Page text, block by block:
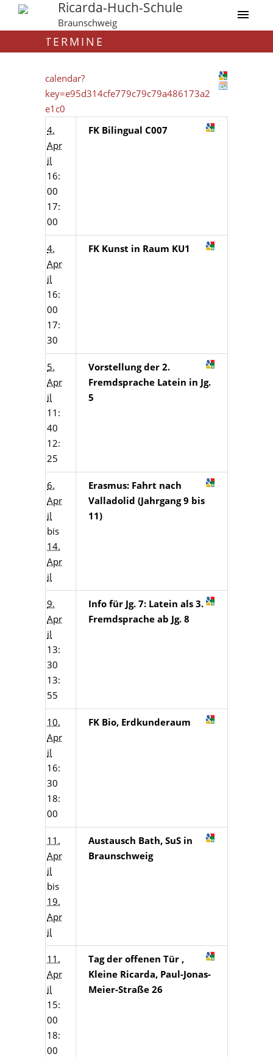
Ricarda-Huch-Schule
Braunschweig
TERMINE
calendar?
key=e95d314cfe779c79c79a486173a2
e1c0
4.
Apr
il
16:
00
17:
00
FK Bilingual C007
4.
Apr
il
16:
00
17:
30
FK Kunst in Raum KU1
5.
Apr
il
11:
40
12:
25
Vorstellung der 2.
Fremdsprache Latein in Jg.
5
6.
Apr
il
bis
14.
Apr
il
Erasmus: Fahrt nach
Valladolid (Jahrgang 9 bis
11)
9.
Apr
il
13:
30
13:
55
Info für Jg. 7: Latein als 3.
Fremdsprache ab Jg. 8
10.
Apr
il
16:
30
18:
00
FK Bio, Erdkunderaum
11.
Apr
il
bis
19.
Apr
il
Austausch Bath, SuS in
Braunschweig
11.
Apr
il
15:
00
18:
00
Tag der offenen Tür ,
Kleine Ricarda, Paul-Jonas-
Meier-Straße 26